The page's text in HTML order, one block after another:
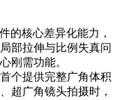
的核心差异化能力，
部拉伸与比例失真问
刚需功能。
个提供完整广角体积
超广角镜头拍摄时，